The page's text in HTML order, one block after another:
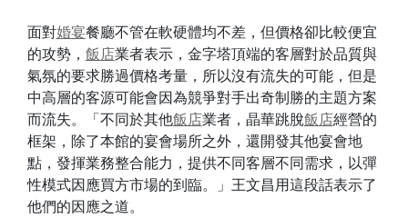
面對婚宴餐廳不管在軟硬體均不差，但價格卻比較便宜
的攻勢， 飯店業者表示，金字塔頂端的客層對於品質與
氣氛的要求勝過價格考量，所以沒有流失的可能，但是
中高層的客源可能會因為競爭對手出奇制勝的主題方案
而流失。「不同於其他飯店業者，晶華跳脫飯店經營的
框架，除了本館的宴會場所之外，還開發其他宴會地
點，發揮業務整合能力，提供不同客層不同需求，以彈
性模式因應買方市場的到臨。」王文昌用這段話表示了
他們的因應之道。